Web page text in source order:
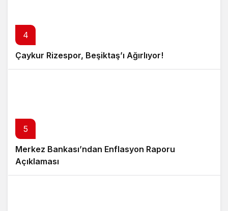
4
Çaykur Rizespor, Beşiktaş’ı Ağırlıyor!
5
Merkez Bankası’ndan Enflasyon Raporu
Açıklaması